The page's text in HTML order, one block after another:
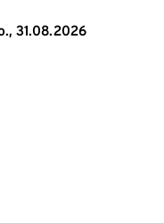
31.08.2026